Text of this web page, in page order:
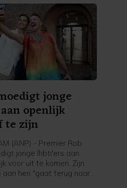
jonge
openlijk
te zijn
(ANP) - Premier Rob
jonge lhbti'ers aan
voor uit te komen. Zijn
aan hen "gaat terug naar